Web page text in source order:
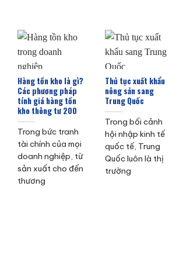
Hàng tồn kho là gì?
Các phương pháp
tính giá hàng tồn
kho thông tư 200
Trong bức tranh
tài chính của mọi
doanh nghiệp, từ
sản xuất cho đến
thương
Thủ tục xuất khẩu
nông sản sang
Trung Quốc
Trong bối cảnh
hội nhập kinh tế
quốc tế, Trung
Quốc luôn là thị
trường